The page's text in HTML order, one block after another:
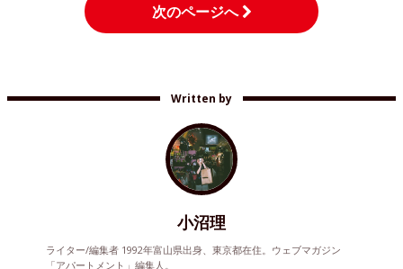
次のページへ
Written by
小沼理
ライター/編集者 1992年富山県出身、東京都在住。ウェブマガジン
「アパートメント」編集人。